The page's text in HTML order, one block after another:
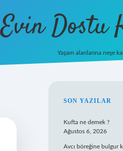
Evin Dostu
Yaşam alanlarına neşe
SON YAZILAR
Kufta ne demek ?
Ağustos 6, 2026
Avcı böreğine bulgur